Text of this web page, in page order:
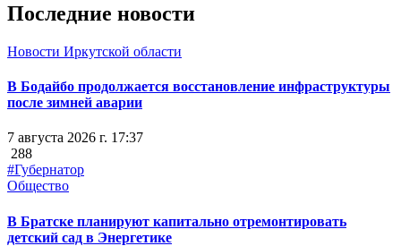
Последние новости
Новости Иркутской области
В Бодайбо продолжается восстановление инфраструктуры
после зимней аварии
7 августа 2026 г. 17:37
288
#Губернатор
Общество
В Братске планируют капитально отремонтировать
детский сад в Энергетике